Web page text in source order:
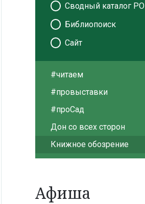
Сводный каталог РО
Библиопоиск
Сайт
#читаем
#провыставки
#проСад
Дон со всех сторон
Книжное обозрение
Афиша